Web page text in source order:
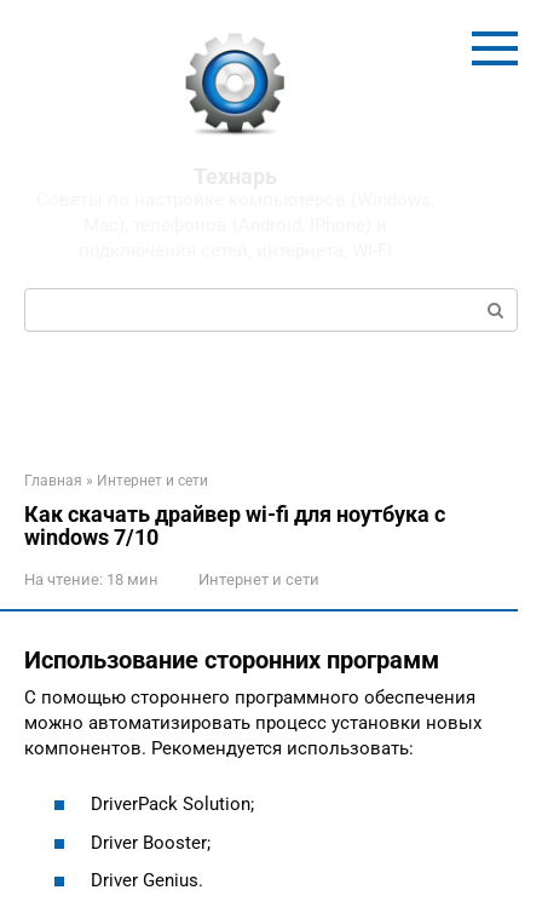
Поиск:
Главная » Интернет и сети
Как скачать драйвер wi-fi для ноутбука с
windows 7/10
На чтение: 18 мин Интернет и сети
Использование сторонних программ
С помощью стороннего программного обеспечения
можно автоматизировать процесс установки новых
компонентов. Рекомендуется использовать:
DriverPack Solution;
Driver Booster;
Driver Genius.